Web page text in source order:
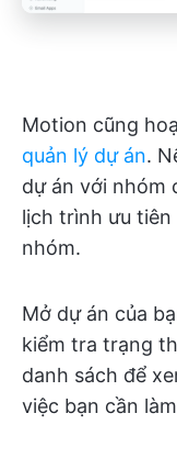
Motion cũng
quản lý dự án.
dự án với nhóm
lịch trình ưu
nhóm.
Mở dự án của
kiểm tra trạng
danh sách để
việc bạn cần